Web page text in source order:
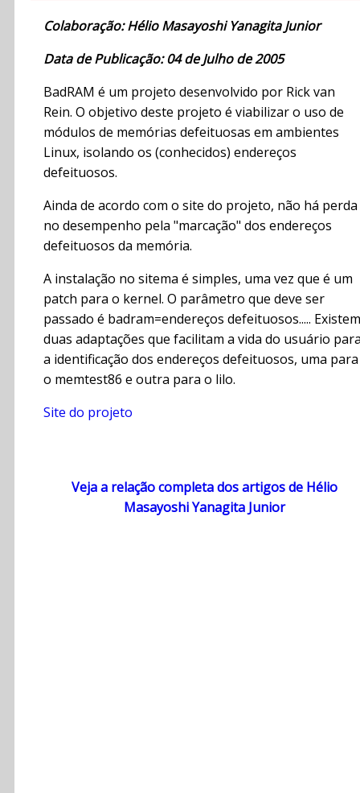
Colaboração: Hélio Masayoshi Yanagita Junior
Data de Publicação: 04 de Julho de 2005
BadRAM é um projeto desenvolvido por Rick van
Rein. O objetivo deste projeto é viabilizar o uso de
módulos de memórias defeituosas em ambientes
Linux, isolando os (conhecidos) endereços
defeituosos.
Ainda de acordo com o site do projeto, não há perda
no desempenho pela "marcação" dos endereços
defeituosos da memória.
A instalação no sitema é simples, uma vez que é um
patch para o kernel. O parâmetro que deve ser
passado é badram=endereços defeituosos..... Existem
duas adaptações que facilitam a vida do usuário
a identificação dos endereços defeituosos, uma para
o memtest86 e outra para o lilo.
Site do projeto
Veja a relação completa dos artigos de Hélio
Masayoshi Yanagita Junior